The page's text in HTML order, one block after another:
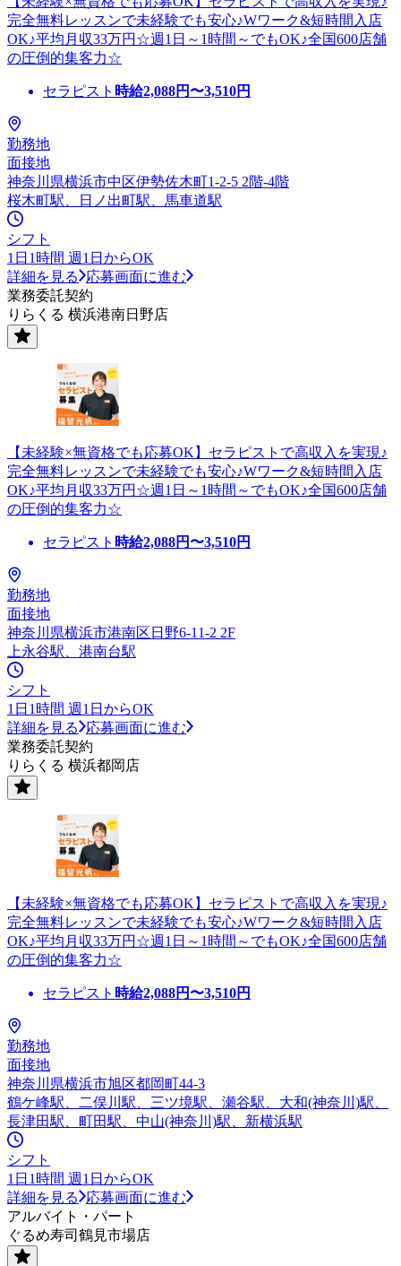
完全無料レッスンで未経験でも安心♪Wワーク&短時間入店
OK♪平均月収33万円☆週1日～1時間～でもOK♪全国600店舗
の圧倒的集客力☆
セラピスト 時給2,088円〜3,510円
勤務地
面接地
神奈川県横浜市中区伊勢佐木町1-2-5 2階-4階
桜木町駅、日ノ出町駅、馬車道駅
シフト
1日1時間 週1日からOK
詳細を見る
応募画面に進む
業務委託契約
りらくる 横浜港南日野店
【未経験×無資格でも応募OK】セラピストで高収入を実現♪
完全無料レッスンで未経験でも安心♪Wワーク&短時間入店
OK♪平均月収33万円☆週1日～1時間～でもOK♪全国600店舗
の圧倒的集客力☆
セラピスト 時給2,088円〜3,510円
勤務地
面接地
神奈川県横浜市港南区日野6-11-2 2F
上永谷駅、港南台駅
シフト
1日1時間 週1日からOK
詳細を見る
応募画面に進む
業務委託契約
りらくる 横浜都岡店
【未経験×無資格でも応募OK】セラピストで高収入を実現♪
完全無料レッスンで未経験でも安心♪Wワーク&短時間入店
OK♪平均月収33万円☆週1日～1時間～でもOK♪全国600店舗
の圧倒的集客力☆
セラピスト 時給2,088円〜3,510円
勤務地
面接地
神奈川県横浜市旭区都岡町44-3
鶴ケ峰駅、二俣川駅、三ツ境駅、瀬谷駅、大和(神奈川)駅、
長津田駅、町田駅、中山(神奈川)駅、新横浜駅
シフト
1日1時間 週1日からOK
詳細を見る
応募画面に進む
アルバイト・パート
ぐるめ寿司鶴見市場店